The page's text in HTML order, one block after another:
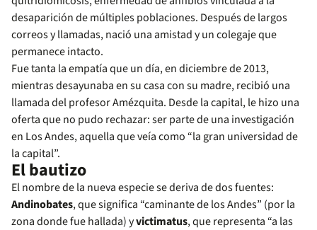
desaparición de múltiples poblaciones. Después de largos
correos y llamadas, nació una amistad y un colegaje que
permanece intacto.
Fue tanta la empatía que un día, en diciembre de 2013,
mientras desayunaba en su casa con su madre, recibió una
llamada del profesor Amézquita. Desde la capital, le hizo una
oferta que no pudo rechazar: ser parte de una investigación
en Los Andes, aquella que veía como “la gran universidad de
la capital”.
El bautizo
El nombre de la nueva especie se deriva de dos fuentes:
Andinobates, que significa “caminante de los Andes” (por la
zona donde fue hallada) yvictimatus, que representa “a las